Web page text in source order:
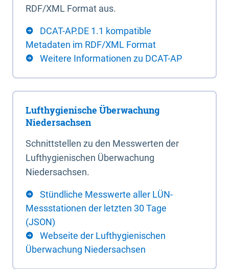
RDF/XML Format aus.
DCAT-AP.DE 1.1 kompatible
Metadaten im RDF/XML Format
Weitere Informationen zu DCAT-AP
Lufthygienische Überwachung
Niedersachsen
Schnittstellen zu den Messwerten der
Lufthygienischen Überwachung
Niedersachsen.
Stündliche Messwerte aller LÜN-
Messstationen der letzten 30 Tage
(JSON)
Webseite der Lufthygienischen
Überwachung Niedersachsen